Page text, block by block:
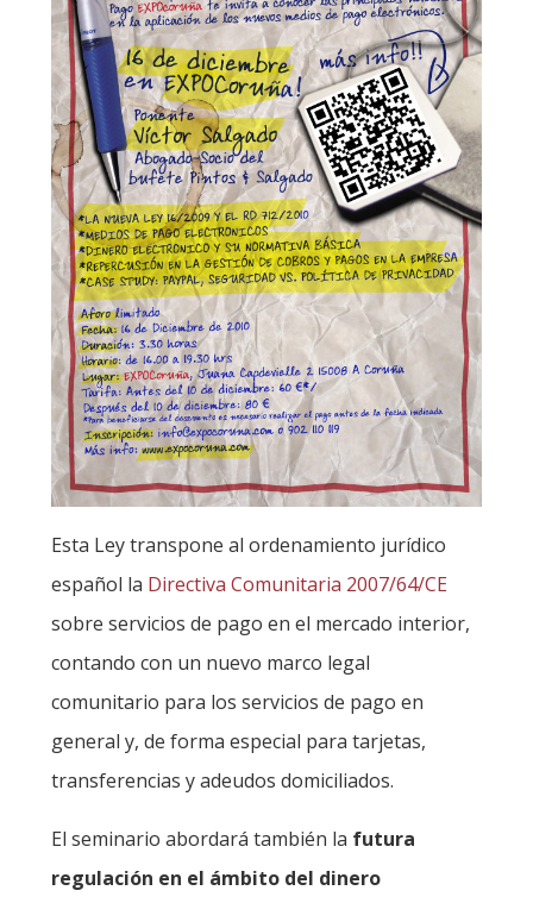
Esta Ley transpone al ordenamiento jurídico
español la Directiva Comunitaria 2007/64/CE
sobre servicios de pago en el mercado interior,
contando con un nuevo marco legal
comunitario para los servicios de pago en
general y, de forma especial para tarjetas,
transferencias y adeudos domiciliados.
El seminario abordará también la futura
regulación en el ámbito del dinero